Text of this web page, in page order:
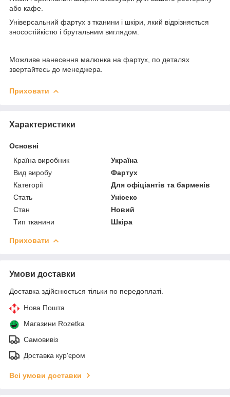
або кафе.
Універсальний фартух з тканини і шкіри, який відрізняється
зносостійкістю і брутальним виглядом.
Можливе нанесення малюнка на фартух, по деталях
звертайтесь до менеджера.
Приховати
Характеристики
Основні
Країна виробник
Україна
Вид виробу
Фартух
Категорії
Для офіціантів та барменів
Стать
Унісекс
Стан
Новий
Тип тканини
Шкіра
Приховати
Умови доставки
Доставка здійснюється тільки по передоплаті.
Нова Пошта
Магазини Rozetka
Самовивіз
Доставка кур'єром
Всі умови доставки